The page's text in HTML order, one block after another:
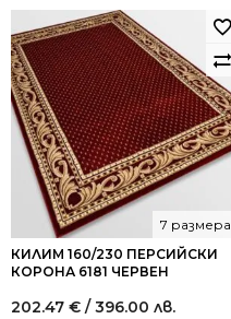
КИЛИМ 160/230 ПЕРСИЙСКИ
КОРОНА 6181 ЧЕРВЕН
7 размера
202.47 € / 396.00 лв.